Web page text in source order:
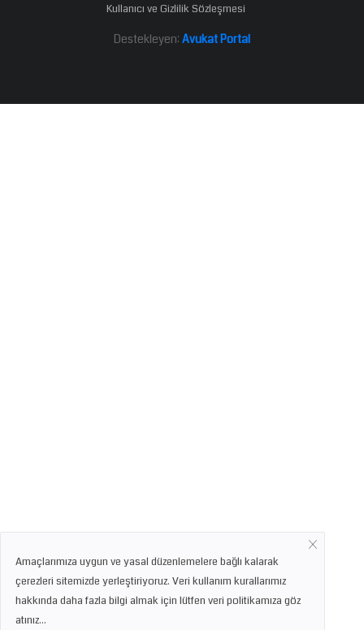
Kullanıcı ve Gizlilik Sözleşmesi
Destekleyen: Avukat Portal
Amaçlarımıza uygun ve yasal düzenlemelere bağlı kalarak
çerezleri sitemizde yerleştiriyoruz. Veri kullanım kurallarımız
hakkında daha fazla bilgi almak için lütfen veri politikamıza göz
atınız...